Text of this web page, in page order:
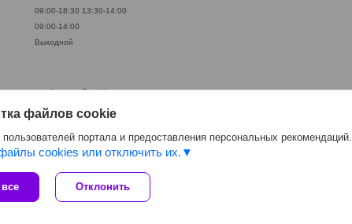
09:00-18:30 13:30-14:00
09:00-14:00
Выходной
на платформе Deal.by
файлов cookies
файлов cookie
портала и предоставления персональных рекомендаций.
cookies или отключить их.
Отклонить
АВТОСВЕТА | Пожаловаться на контент
Language ▼